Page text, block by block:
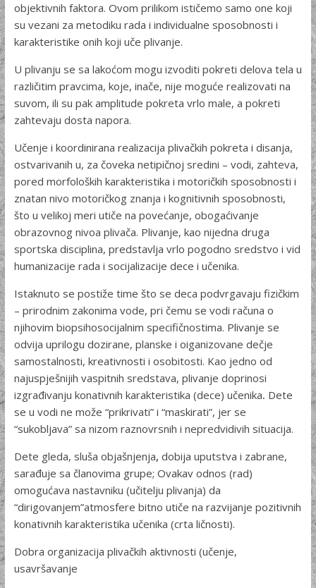
objektivnih faktora. Ovom prilikom ističemo samo one koji
su vezani za metodiku rada i individualne sposobnosti i
karakteristike onih koji uče plivanje.
U plivanju se sa lakoćom mogu izvoditi pokreti delova tela u
različitim pravcima, koje, inače, nije moguće realizovati na
suvom, ili su pak amplitude pokreta vrlo male, a pokreti
zahtevaju dosta napora.
Učenje i koordinirana realizacija plivačkih pokreta i disanja,
ostvarivanih u, za čoveka netipičnoj sredini – vodi, zahteva,
pored mor­foloških karakteristika i motoričkih sposobnosti i
znatan nivo motoričkog znanja i kognitivnih sposobnosti,
što u velikoj meri utiče na povećanje, obogaćivanje
obrazovnog nivoa plivača. Plivanje, kao nijedna druga
sportska disciplina, predstavlja vrlo pogodno sredstvo i vid
humanizacije rada i socijalizacije dece i učenika.
Istaknuto se postiže time što se deca podvrgavaju fizičkim
– prirodnim zakonima vode, pri čemu se vodi računa o
njihovim biopsihosocijalnim specifičnostima. Plivanje se
odvija uprilogu dozirane, planske i oiganizovane dečje
samostalnosti, kreativnosti i osobitosti. Kao jedno od
najuspješnijih vaspitnih sredstava, plivanje doprinosi
izgrađivanju konativnih karakteristika (dece) učenika. Dete
se u vodi ne može “prikrivati” i “maskirati”, jer se
“sukobljava” sa nizom raznovrsnih i nepredvidivih situacija.
Dete gleda, sluša objašnjenja, dobija uputstva i zabrane,
sarađuje sa članovima grupe; Ovakav odnos (rad)
omogućava nastavniku (učitelju plivanja) da
“dirigovanjem”atmosfere bitno utiče na razvijanje pozitivnih
konativnih karakteristika učenika (crta ličnosti).
Dobra organizacija plivačkih aktivnosti (učenje,
usavršavanje